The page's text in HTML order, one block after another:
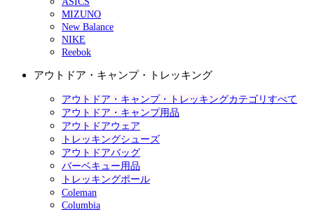
MIZUNO
New Balance
NIKE
Reebok
アウトドア・キャンプ・トレッキング
アウトドア・キャンプ・トレッキングカテゴリすべて
アウトドア・キャンプ用品
アウトドアウェア
トレッキングシューズ
アウトドアバッグ
バーベキュー用品
トレッキングポール
Coleman
Columbia